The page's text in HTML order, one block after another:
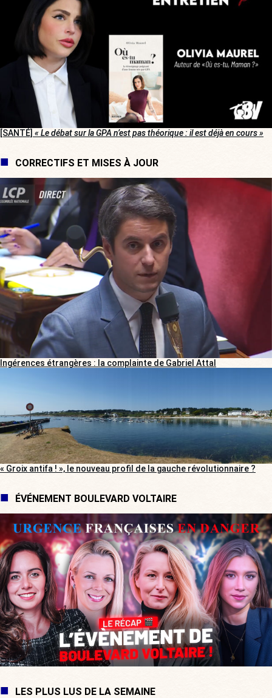
[SANTÉ] « Le débat sur la GPA n’est pas théorique : il est déjà en cours »
CORRECTIFS ET MISES À JOUR
Ingérences étrangères : la complainte de Gabriel Attal
« Groix antifa ! », le nouveau profil de la gauche révolutionnaire ?
ÉVÉNEMENT BOULEVARD VOLTAIRE
LES PLUS LUS DE LA SEMAINE